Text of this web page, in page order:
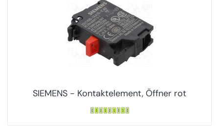
SIEMENS - Kontaktelement, Öffner rot